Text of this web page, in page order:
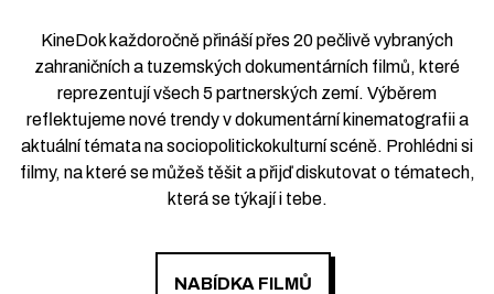
KineDok každoročně přináší přes 20 pečlivě vybraných
zahraničních a tuzemských dokumentárních filmů, které
reprezentují všech 5 partnerských zemí. Výběrem
reflektujeme nové trendy v dokumentární kinematografii a
aktuální témata na sociopolitickokulturní scéně. Prohlédni si
filmy, na které se můžeš těšit a přijď diskutovat o tématech,
která se týkají i tebe.
NABÍDKA FILMŮ